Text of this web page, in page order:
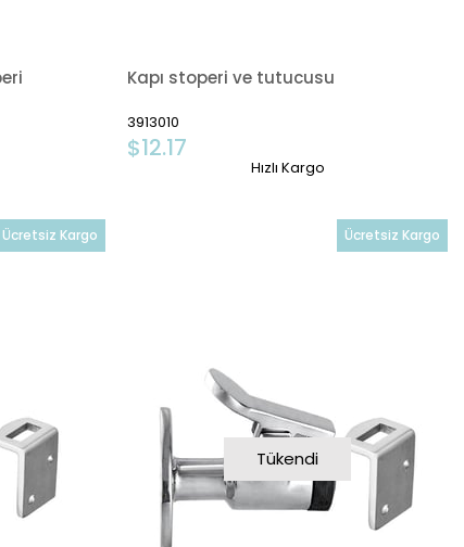
Kapı stoperi ve tutucusu
3913010
$12.17
Hızlı Kargo
Ücretsiz Kargo
Tükendi
Ücretsiz Kargo